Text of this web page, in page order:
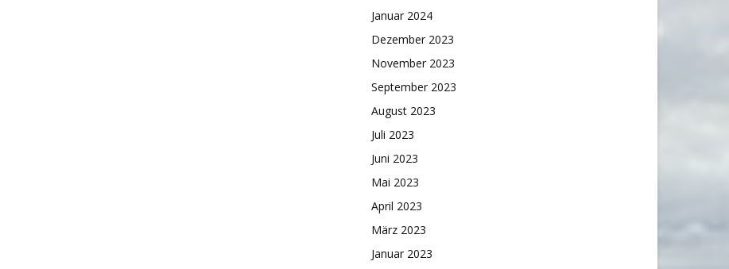
Januar 2024
Dezember 2023
November 2023
September 2023
August 2023
Juli 2023
Juni 2023
Mai 2023
April 2023
März 2023
Januar 2023